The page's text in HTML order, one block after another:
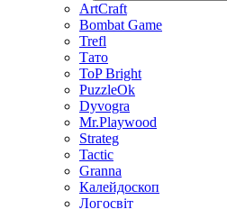
ArtCraft
Bombat Game
Trefl
Тато
ToP Bright
PuzzleOk
Dyvogra
Mr.Playwood
Strateg
Tactic
Granna
Калейдоскоп
Логосвіт